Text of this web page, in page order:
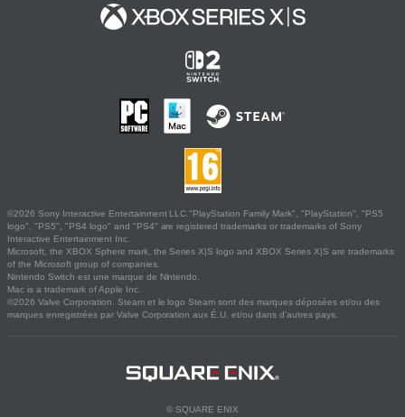
©2026 Sony Interactive Entertainment LLC."PlayStation Family Mark", "PlayStation", "PS5
logo", "PS5", "PS4 logo" and "PS4" are registered trademarks or trademarks of Sony
Interactive Entertainment Inc.
Microsoft, the XBOX Sphere mark, the Series X|S logo and XBOX Series X|S are trademarks
of the Microsoft group of companies.
Nintendo Switch est une marque de Nintendo.
Mac is a trademark of Apple Inc.
©2026 Valve Corporation. Steam et le logo Steam sont des marques déposées et/ou des
marques enregistrées par Valve Corporation aux É.U. et/ou dans d'autres pays.
© SQUARE ENIX